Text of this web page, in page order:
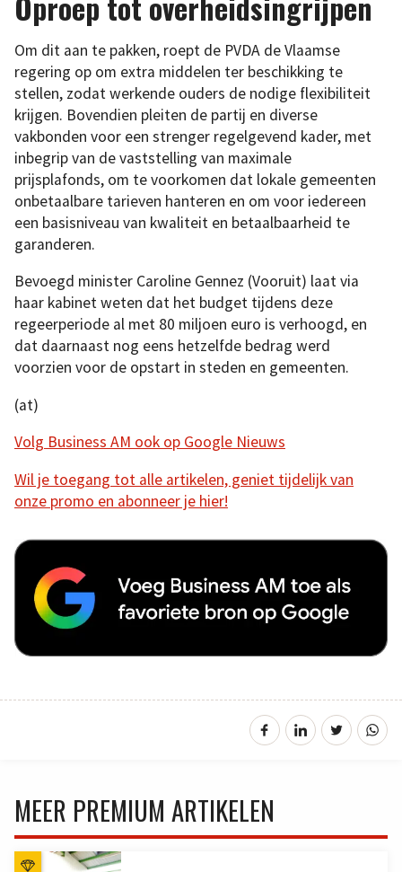
Om dit aan te pakken, roept de PVDA de Vlaamse
regering op om extra middelen ter beschikking te
stellen, zodat werkende ouders de nodige flexibiliteit
krijgen. Bovendien pleiten de partij en diverse
vakbonden voor een strenger regelgevend kader, met
inbegrip van de vaststelling van maximale
prijsplafonds, om te voorkomen dat lokale gemeenten
onbetaalbare tarieven hanteren en om voor iedereen
een basisniveau van kwaliteit en betaalbaarheid te
garanderen.
Bevoegd minister Caroline Gennez (Vooruit) laat via
haar kabinet weten dat het budget tijdens deze
regeerperiode al met 80 miljoen euro is verhoogd, en
dat daarnaast nog eens hetzelfde bedrag werd
voorzien voor de opstart in steden en gemeenten.
(at)
Volg Business AM ook op Google Nieuws
Wil je toegang tot alle artikelen, geniet tijdelijk van
onze promo en abonneer je hier!
MEER PREMIUM ARTIKELEN